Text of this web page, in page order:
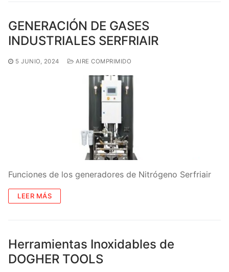
GENERACIÓN DE GASES
INDUSTRIALES SERFRIAIR
5 JUNIO, 2024 AIRE COMPRIMIDO
Funciones de los generadores de Nitrógeno Serfriair
LEER MÁS
Herramientas Inoxidables de
DOGHER TOOLS